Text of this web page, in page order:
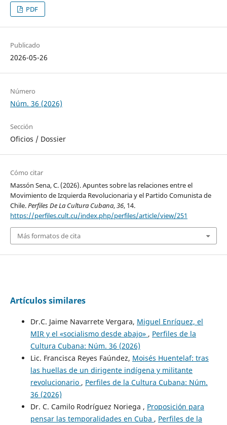
PDF
Publicado
2026-05-26
Número
Núm. 36 (2026)
Sección
Oficios / Dossier
Cómo citar
Massón Sena, C. (2026). Apuntes sobre las relaciones entre el
Movimiento de Izquierda Revolucionaria y el Partido Comunista de
Chile.Perfiles De La Cultura Cubana,36, 14.
https://perfiles.cult.cu/index.php/perfiles/article/view/251
Más formatos de cita
Artículos similares
Dr.C. Jaime Navarrete Vergara, Miguel Enríquez, el
MIR y el «socialismo desde abajo» , Perfiles de la
Cultura Cubana: Núm. 36 (2026)
Lic. Francisca Reyes Faúndez, Moisés Huentelaf: tras
las huellas de un dirigente indígena y militante
revolucionario , Perfiles de la Cultura Cubana: Núm.
36 (2026)
Dr. C. Camilo Rodríguez Noriega , Proposición para
pensar las temporalidades en Cuba , Perfiles de la